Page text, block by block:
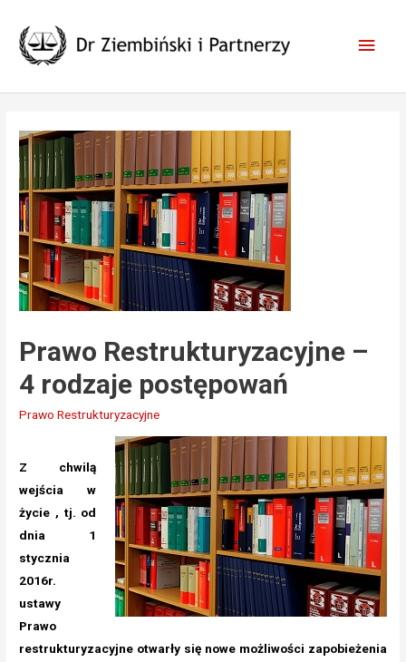
content
Main
Prawo Restrukturyzacyjne –
4 rodzaje postępowań
Prawo Restrukturyzacyjne
Z chwilą
wejścia w
życie , tj. od
dnia 1
stycznia
2016r.
ustawy
Prawo
restrukturyzacyjne otwarły się nowe możliwości zapobieżenia